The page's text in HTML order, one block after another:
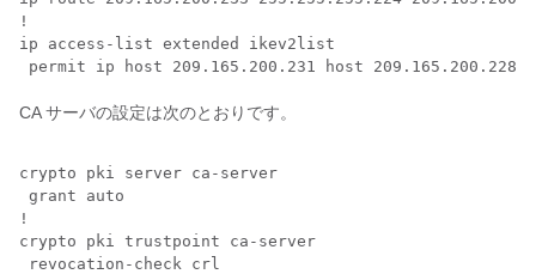
!
ip access-list extended ikev2list
CA サーバの設定は次のとおりです。
crypto pki server ca-server
grant auto
!
crypto pki trustpoint ca-server
revocation-check crl